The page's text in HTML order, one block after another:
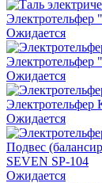
Ожидается
Ожидается
Ожидается
Подвес
SEVEN SP-104
Ожидается